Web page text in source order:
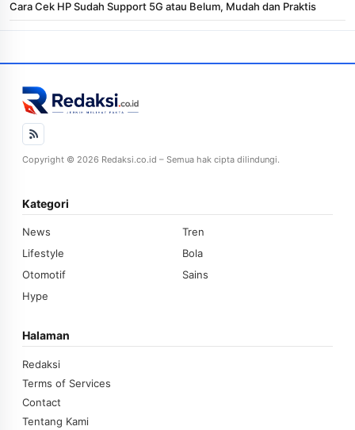
Cara Cek HP Sudah Support 5G atau Belum, Mudah dan Praktis
Copyright © 2026 Redaksi.co.id – Semua hak cipta dilindungi.
Kategori
News
Tren
Lifestyle
Bola
Otomotif
Sains
Hype
Halaman
Redaksi
Terms of Services
Contact
Tentang Kami